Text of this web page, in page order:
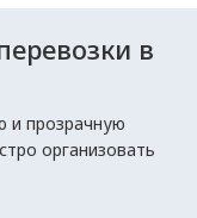
в
и прозрачную
организовать